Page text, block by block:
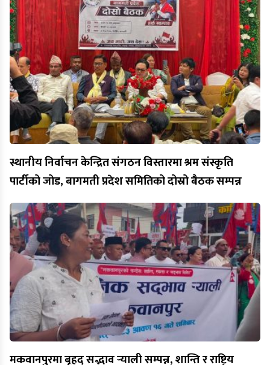
स्थानीय निर्वाचन केन्द्रित संगठन विस्तारमा श्रम संस्कृति
पार्टीको जोड, बागमती प्रदेश समितिको दोस्रो बैठक सम्पन्न
मकवानपुरमा बृहद् सद्भाव र्‍याली सम्पन्न, शान्ति र राष्ट्रिय